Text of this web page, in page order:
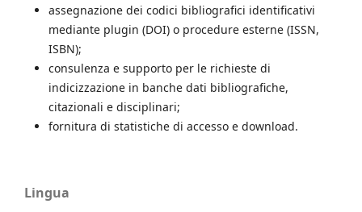
assegnazione dei codici bibliografici identificativi
mediante plugin (DOI) o procedure esterne (ISSN,
ISBN);
consulenza e supporto per le richieste di
indicizzazione in banche dati bibliografiche,
citazionali e disciplinari;
fornitura di statistiche di accesso e download.
Lingua